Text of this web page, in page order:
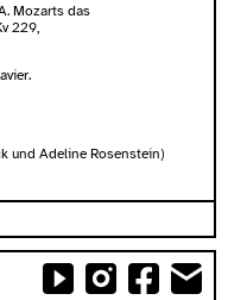
Mozarts das
229,
und Adeline Rosenstein)